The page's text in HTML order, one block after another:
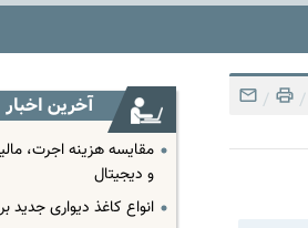
/
/ آخرین اخبار
مقایسه هزینه اجرت،
و دیجیتال
انواع کاغذ دیواری جدید